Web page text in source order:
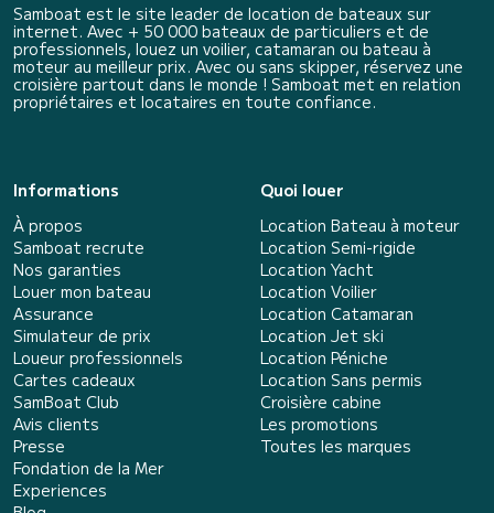
Samboat est le site leader de location de bateaux sur
internet. Avec + 50 000 bateaux de particuliers et de
professionnels, louez un voilier, catamaran ou bateau à
moteur au meilleur prix. Avec ou sans skipper, réservez une
croisière partout dans le monde ! Samboat met en relation
propriétaires et locataires en toute confiance.
Informations
À propos
Samboat recrute
Nos garanties
Louer mon bateau
Assurance
Simulateur de prix
Loueur professionnels
Cartes cadeaux
SamBoat Club
Avis clients
Presse
Fondation de la Mer
Experiences
Quoi louer
Location Bateau à moteur
Location Semi-rigide
Location Yacht
Location Voilier
Location Catamaran
Location Jet ski
Location Péniche
Location Sans permis
Croisière cabine
Les promotions
Toutes les marques